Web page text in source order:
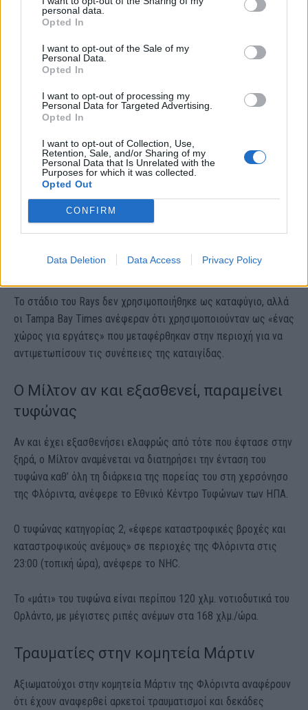
personal data.
Opted In
I want to opt-out of the Sale of my
Personal Data.
Opted In
I want to opt-out of processing my
Personal Data for Targeted Advertising.
Opted In
I want to opt-out of Collection, Use,
Retention, Sale, and/or Sharing of my
Personal Data that Is Unrelated with the
Purposes for which it was collected.
Opted Out
CONFIRM
Data Deletion Data Access Privacy Policy
Ο τυφώνας κατέστρεψε την οροφή του
σταδίου Tropicana Field
Το στάδιο Tropicana Field, το σπίτι των Tampa Bay Rays,
Οι τηλεοπτικές εικόνες έδειξαν ότι το ύφασμα που
χρησιμεύει ως στέγη του θολωτού κτηρίου είχε σχιστεί σε
κομμάτια.
Το στάδιο του Rays δεν χρησιμοποιήθηκε ως καταφύγιο, αλλά
οι Tampa Bay Times ανέφεραν ότι χρησιμοποιούνταν ως «ένας
χώρος για εργάτες» που μεταφέρθηκαν στην περιοχή για να
αντιμετωπίσουν τις συνέπειες της καταιγίδας.
Ο Μίλτον αν και εξασθενεί, παραμείνει
τυφώνας
Αν και έχει εξασθενήσει ελαφρώς από τότε που έφτασε στην
ξηρά, ο Μίλτον αναμένεται να διατηρήσει την ένταση του
τυφώνα καθ’ όλη τη διάρκεια της πορείας του στη χερσόνησο
της Φλόριντα, ανέφερε το Εθνικό Κέντρο Τυφώνων των ΗΠΑ.
Ο τυφώνας κατηγορίας 2, «έφερε καταστροφικές βροχές και
καταστροφικούς ανέμους» σε περιοχές της Φλόριντα στις
23:00 (τοπική ώρα), ανέφερε το NHC.
Το «μάτι» του τυφώνα είναι περίπου 120 χλμ. νοτιοδυτικά του
Ορλάντο, με μέγιστες ριπές ανέμων στα 168 χλμ./ώρα.
Τραυματίες στην κομητεία Μάρτιν
Αξιωματούχοι στην κομητεία Μάρτιν της Φλόριντα αναφέρουν
ότι έχουν αναφερθεί αρκετοί τραυματισμοί και δεκάδες